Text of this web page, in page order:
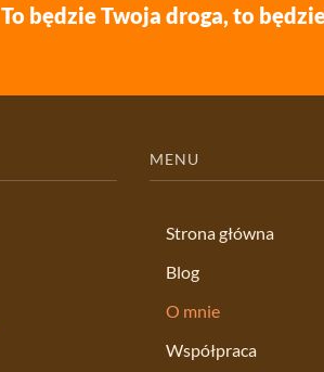
To będzie Twoja droga, to
MENU
Strona główna
Blog
O mnie
Współpraca